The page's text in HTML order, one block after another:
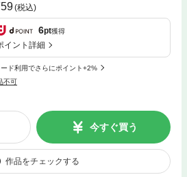
(税込)
6pt獲得
イント詳細
ド利用でさらにポイント+2%
不可
今すぐ買う
作品をチェックする